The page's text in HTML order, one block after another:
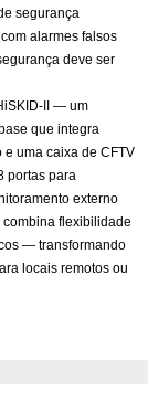
segurança
alarmes falsos
deve ser
II — um
que integra
uma caixa de CFTV
portas para
externo
flexibilidade
— transformando
locais remotos ou